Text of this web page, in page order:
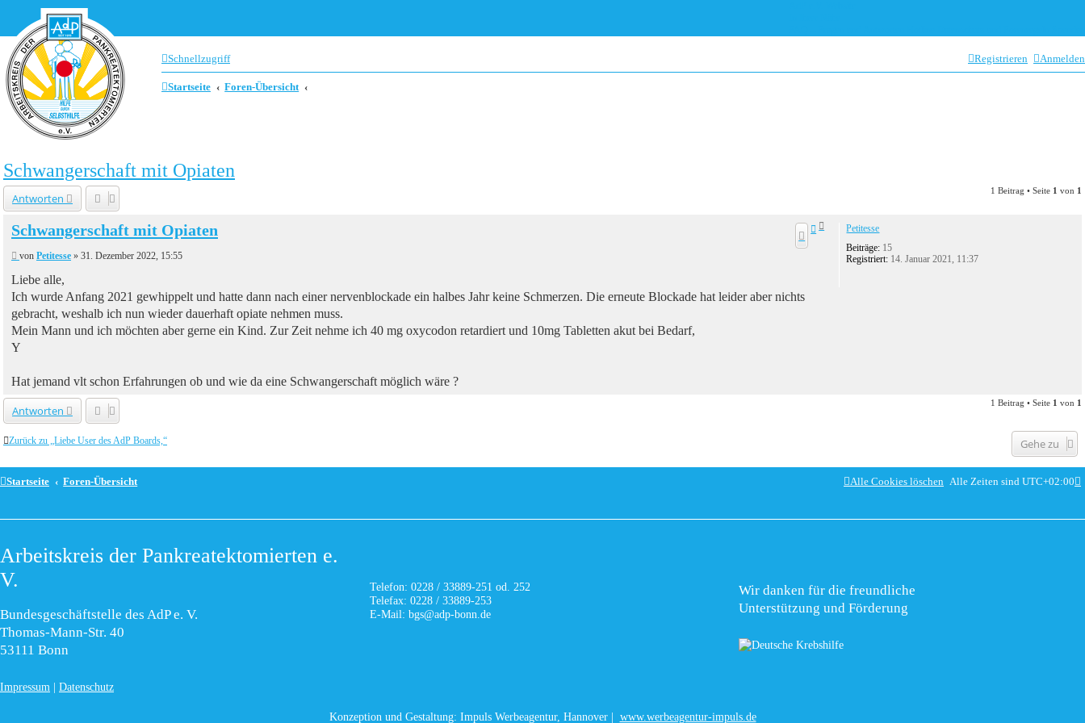
Zum Inhalt
Schnellzugriff Anmelden
Registrieren
Startseite Foren-Übersicht
Schwangerschaft mit Opiaten
Antworten
1 Beitrag • Seite 1 von 1
Petitesse
Beiträge: 15
Registriert: 14. Januar 2021, 11:37
Schwangerschaft mit Opiaten
B
r
a
g
von Petitesse » 31. Dezember 2022, 15:55
Liebe alle,
Ich wurde Anfang 2021 gewhippelt und hatte dann nach einer nervenblockade ein halbes Jahr keine Schmerzen. Die erneute Blockade hat leider aber nichts
gebracht, weshalb ich nun wieder dauerhaft opiate nehmen muss.
Mein Mann und ich möchten aber gerne ein Kind. Zur Zeit nehme ich 40 mg oxycodon retardiert und 10mg Tabletten akut bei Bedarf,
Y
Hat jemand vlt schon Erfahrungen ob und wie da eine Schwangerschaft möglich wäre ?
Antworten
1 Beitrag • Seite 1 von 1
Zurück zu „Liebe User des AdP Boards,“ Gehe zu
Startseite Foren-Übersicht Alle Zeiten sind UTC+02:00
Alle Cookies löschen
Arbeitskreis der Pankreatektomierten e.
V.
Bundesgeschäftstelle des AdP e. V.
Thomas-Mann-Str. 40
53111 Bonn
Impressum | Datenschutz
Telefon: 0228 / 33889-251 od. 252
Telefax: 0228 / 33889-253
E-Mail: bgs@adp-bonn.de
Wir danken für die freundliche
Unterstützung und Förderung
Konzeption und Gestaltung: Impuls Werbeagentur, Hannover | www.werbeagentur-impuls.de